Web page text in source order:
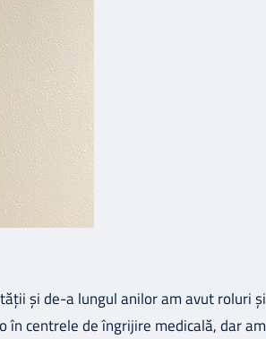
și de-a lungul anilor am avut roluri și
centrele de îngrijire medicală, dar am